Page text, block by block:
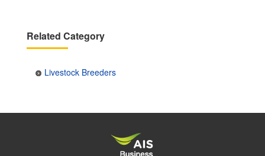
Related Category
Livestock Breeders